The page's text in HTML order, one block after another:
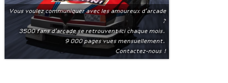
Vous voulez communiquer avec les amoureux d'arcade
?
3500 fans d'arcade se retrouvent ici chaque mois.
9 000 pages vues mensuellement.
Contactez-nous !